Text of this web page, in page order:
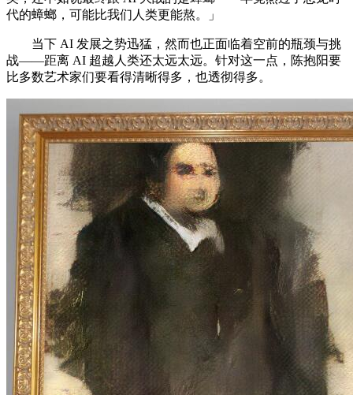
代的蟑螂，可能比我们人类更能熬。」
当下 AI 发展之势迅猛，然而也正面临着空前的瓶颈与挑
战——距离 AI 超越人类还太远太远。针对这一点，陈抱阳要
比多数艺术家们要看得清晰得多，也透彻得多。